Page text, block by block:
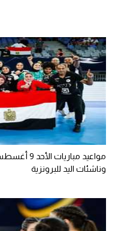
وناشئات اليد للبرونزية